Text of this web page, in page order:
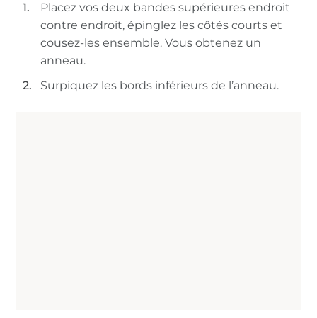
Placez vos deux bandes supérieures endroit
contre endroit, épinglez les côtés courts et
cousez-les ensemble. Vous obtenez un
anneau.
Surpiquez les bords inférieurs de l’anneau.